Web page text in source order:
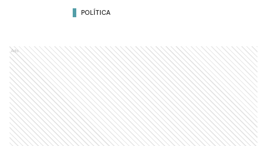
POLÍTICA
Ads